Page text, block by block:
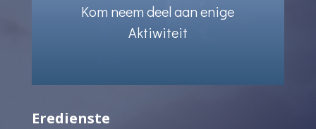
Kom neem deel aan enige
Aktiwiteit
Eredienste